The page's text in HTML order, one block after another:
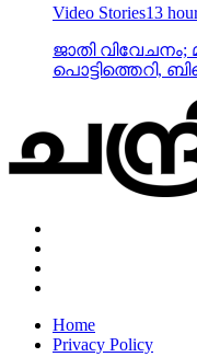
Video Stories13
ജാതി വിവേചനം;
പൊട്ടിത്തെറി,
Home
Privacy Policy